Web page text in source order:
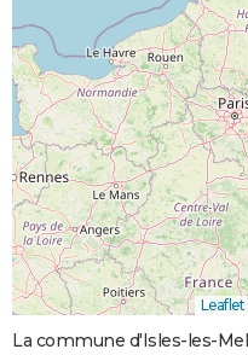
Leaflet
La commune d'Isles-les-